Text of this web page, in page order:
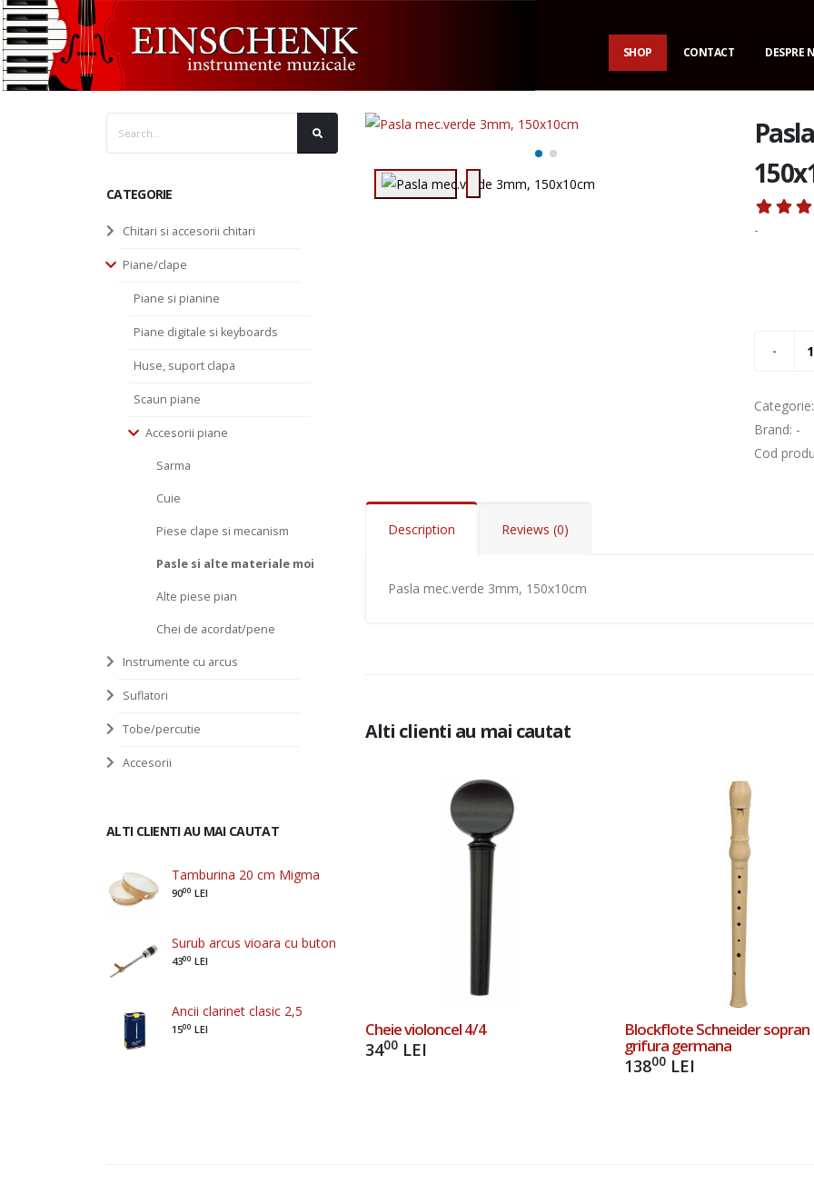
SHOP CONTACT DESPRE
CATEGORIE
Chitari si accesorii chitari
Piane/clape
Piane si pianine
Piane digitale si keyboards
Huse, suport clapa
Scaun piane
Accesorii piane
Sarma
Cuie
Piese clape si mecanism
Pasle si alte materiale moi
Alte piese pian
Chei de acordat/pene
Instrumente cu arcus
Suflatori
Tobe/percutie
Accesorii
ALTI CLIENTI AU MAI CAUTAT
Tamburina 20 cm Migma
9000 LEI
Surub arcus vioara cu buton
4300 LEI
Ancii clarinet clasic 2,5
1500 LEI
-
Categorie
Brand: -
Cod
Description Reviews (0)
Pasla mec.verde 3mm, 150x10cm
Alti clienti au mai cautat
Add to Cart
Cheie violoncel 4/4
3400 LEI
Blockflote Schneider sopran
grifura germana
13800LEI